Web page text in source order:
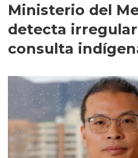
Ministerio del
detecta
consulta